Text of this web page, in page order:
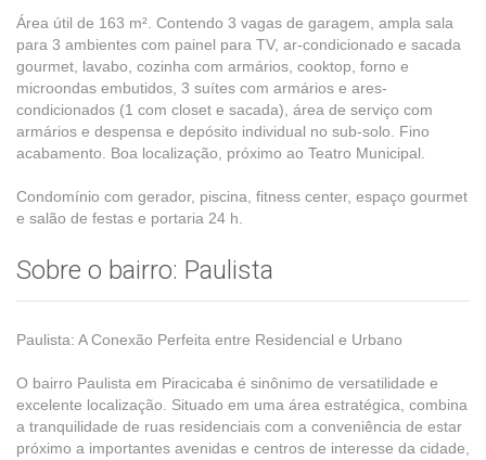
Área útil de 163 m². Contendo 3 vagas de garagem, ampla sala
para 3 ambientes com painel para TV, ar-condicionado e sacada
gourmet, lavabo, cozinha com armários, cooktop, forno e
microondas embutidos, 3 suítes com armários e ares-
condicionados (1 com closet e sacada), área de serviço com
armários e despensa e depósito individual no sub-solo. Fino
acabamento. Boa localização, próximo ao Teatro Municipal.
Condomínio com gerador, piscina, fitness center, espaço gourmet
e salão de festas e portaria 24 h.
Sobre o bairro: Paulista
Paulista: A Conexão Perfeita entre Residencial e Urbano
O bairro Paulista em Piracicaba é sinônimo de versatilidade e
excelente localização. Situado em uma área estratégica, combina
a tranquilidade de ruas residenciais com a conveniência de estar
próximo a importantes avenidas e centros de interesse da cidade,